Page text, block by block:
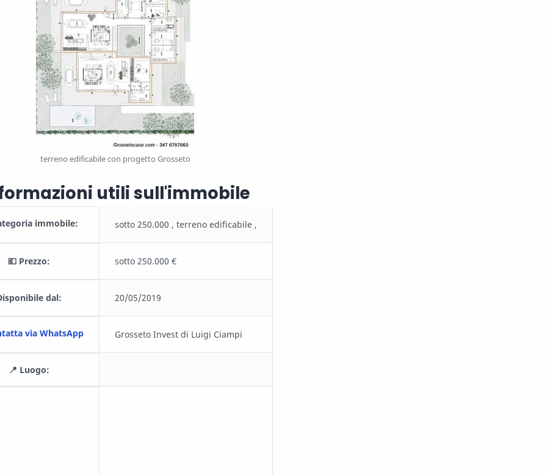
terreno edificabile con progetto Grosseto
utili sull'immobile
immobile: sotto 250.000 , terreno edificabile ,
💶 Prezzo: sotto 250.000 €
dal: 20/05/2019
via WhatsApp Grosseto Invest di Luigi Ciampi
📍 Luogo: